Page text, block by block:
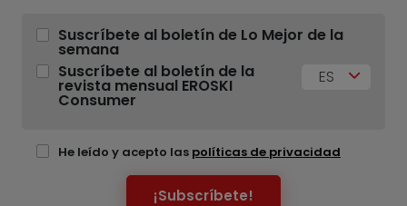
Suscríbete al boletín de Lo Mejor de la
semana
Suscríbete al boletín de la
revista mensual EROSKI
Consumer
ES
He leído y acepto las políticas de privacidad
¡Subscríbete!